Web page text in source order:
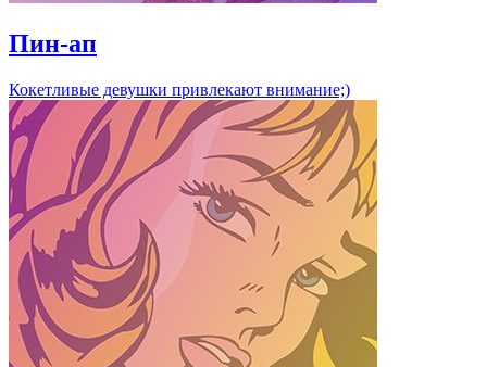
Пин-ап
Кокетливые девушки привлекают внимание;)